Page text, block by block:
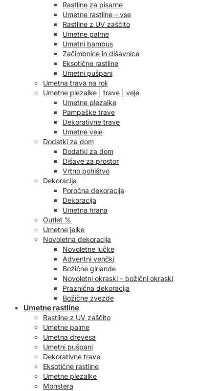
Rastline za pisarne
Umetne rastline – vse
Rastline z UV zaščito
Umetne palme
Umetni bambus
Začimbnice in dišavnice
Eksotične rastline
Umetni pušpani
Umetna trava na roli
Umetne plezalke | trave | veje
Umetne plezalke
Pampaške trave
Dekorativne trave
Umetne veje
Dodatki za dom
Dodatki za dom
Dišave za prostor
Vrtno pohištvo
Dekoracija
Poročna dekoracija
Dekoracija
Umetna hrana
Outlet %
Umetne jelke
Novoletna dekoracija
Novoletne lučke
Adventni venčki
Božične girlande
Novoletni okraski – božični okraski
Praznična dekoracija
Božične zvezde
Umetne rastline
Rastline z UV zaščito
Umetne palme
Umetna drevesa
Umetni pušpani
Dekorativne trave
Eksotične rastline
Umetne plezalke
Monstera